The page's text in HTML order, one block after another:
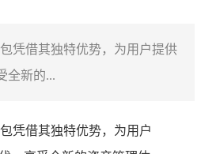
凭借其独特优势，为用户提供
全新的...
凭借其独特优势，为用户